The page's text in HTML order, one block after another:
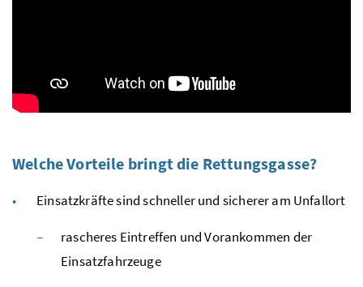
Welche Vorteile bringt die Rettungsgasse?
Einsatzkräfte sind schneller und sicherer am Unfallort
rascheres Eintreffen und Vorankommen der
Einsatzfahrzeuge